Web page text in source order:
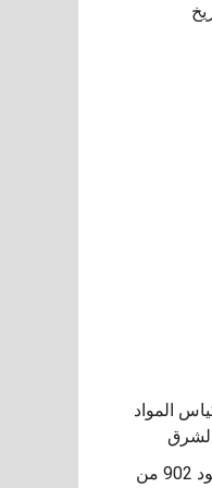
المواد
مشروع تعبئة وتغليف السكر للكافيهات كود 902 من